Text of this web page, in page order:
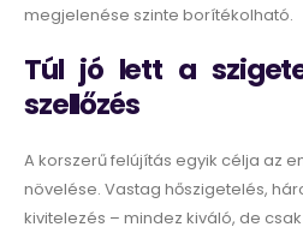
megjelenése szinte borítékolható.
Túl jó lett a
szellőzés
A korszerű felújítás egyik célja az
növelése. Vastag hőszigetelés,
kivitelezés – mindez kiváló, de